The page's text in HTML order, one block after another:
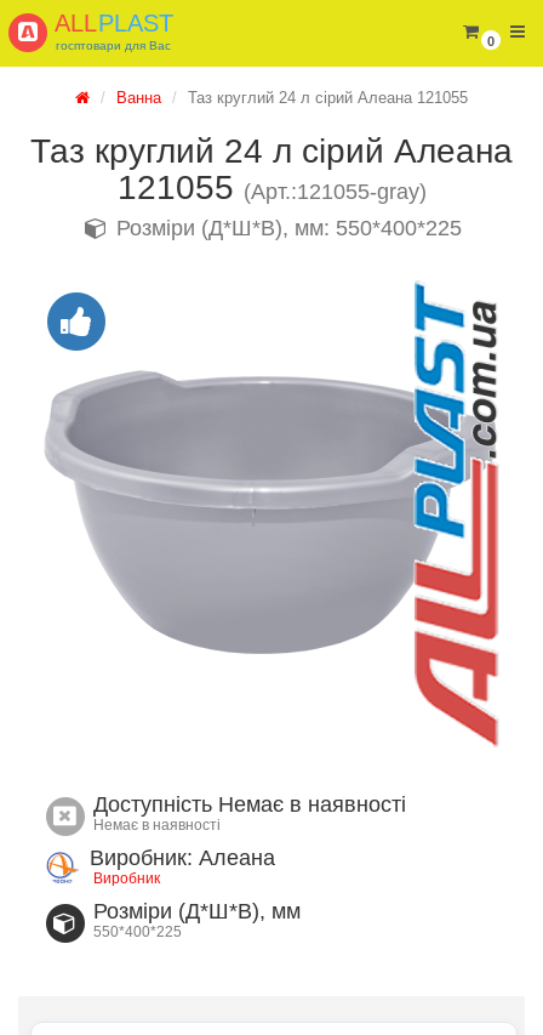
0
ALLPLAST
госптовари для Вас
Ванна Таз круглий 24 л сірий Алеана 121055
Таз круглий 24 л сірий Алеана
121055 (Арт.:121055-gray)
Розміри (Д*Ш*В), мм: 550*400*225
Доступність Немає в наявності
Немає в наявності
Виробник: Алеана
Виробник
Розміри (Д*Ш*В), мм
550*400*225